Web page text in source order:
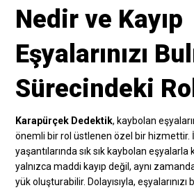
Nedir ve Kayıp
Eşyalarınızı
Sürecindeki
Karapürçek Dedektik, kaybolan
önemli bir rol üstlenen özel bir hizmettir.
yaşantılarında sık sık kaybolan eşyalarla
yalnızca maddi kayıp değil, aynı
yük oluşturabilir. Dolayısıyla, eşyalarınızı